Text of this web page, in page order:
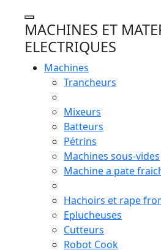
MACHINES ET
ELECTRIQUES
Machines
Trancheurs
Mixeurs
Batteurs
Pétrins
Machines sous-vides
Machine a pate
Hachoirs et rape
Eplucheuses
Cutteurs
Robot Cook